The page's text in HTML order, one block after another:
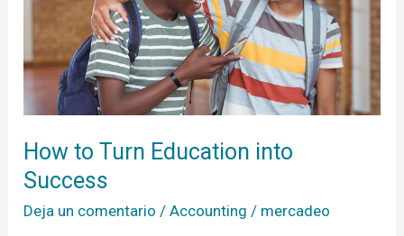
How to Turn Education into
Success
Deja un comentario /Accounting / mercadeo
Success